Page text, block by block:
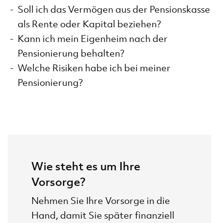
Soll ich das Vermögen aus der Pensionskasse
als Rente oder Kapital beziehen?
Kann ich mein Eigenheim nach der
Pensionierung behalten?
Welche Risiken habe ich bei meiner
Pensionierung?
Wie steht es um Ihre
Vorsorge?
Nehmen Sie Ihre Vorsorge in die
Hand, damit Sie später finanziell